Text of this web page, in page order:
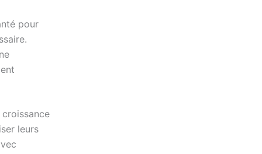
pour
leurs